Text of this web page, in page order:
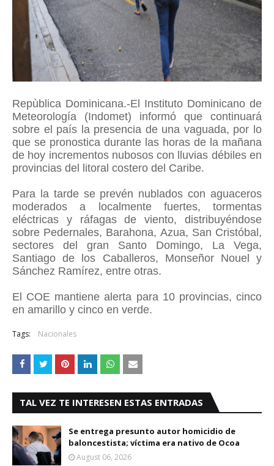
Repùblica Dominicana.-El Instituto Dominicano de
Meteorología (Indomet) informó que continuará
sobre el país la presencia de una vaguada, por lo
que se pronostica durante las horas de la mañana
de hoy incrementos nubosos con lluvias débiles en
provincias del litoral costero del Caribe.
Para la tarde se prevén nublados con aguaceros
moderados a localmente fuertes, tormentas
eléctricas y ráfagas de viento, distribuyéndose
sobre Pedernales, Barahona, Azua, San Cristóbal,
sectores del gran Santo Domingo, La Vega,
Santiago de los Caballeros, Monseñor Nouel y
Sánchez Ramírez, entre otras.
El COE mantiene alerta para 10 provincias, cinco
en amarillo y cinco en verde.
Tags: Nacionales
TAL VEZ TE INTERESEN ESTAS ENTRADAS
Se entrega presunto autor homicidio de
baloncestista; víctima era nativo de Ocoa
August 06, 2026